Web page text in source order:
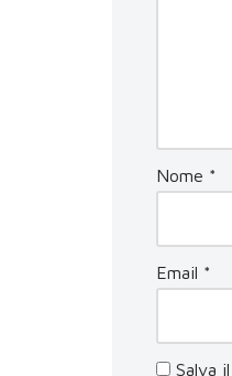
Nome *
Email *
Salva